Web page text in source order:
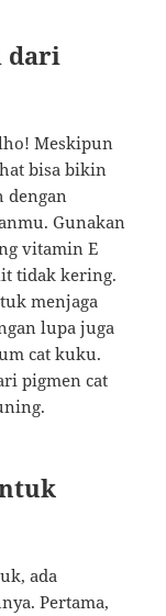
dari
Meskipun
bisa bikin
dengan
Gunakan
vitamin E
tidak kering.
menjaga
lupa juga
cat kuku.
pigmen cat
ada
Pertama,